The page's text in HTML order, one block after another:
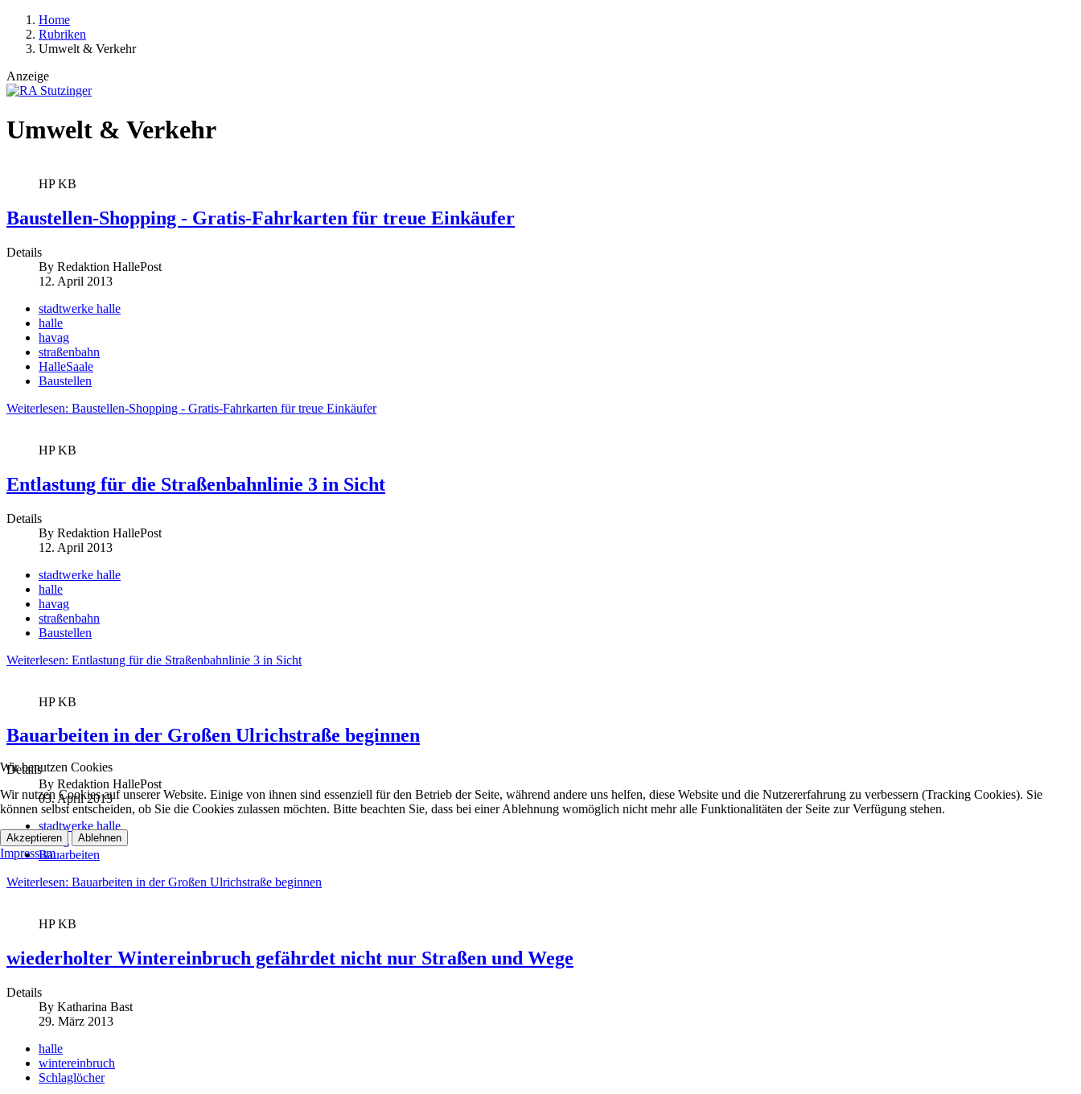
Home
Rubriken
Umwelt & Verkehr
Anzeige
Umwelt & Verkehr
HP KB
Baustellen-Shopping - Gratis-Fahrkarten für treue Einkäufer
Details
By Redaktion HallePost
12. April 2013
stadtwerke halle
halle
havag
straßenbahn
HalleSaale
Baustellen
Weiterlesen: Baustellen-Shopping - Gratis-Fahrkarten für treue Einkäufer
HP KB
Entlastung für die Straßenbahnlinie 3 in Sicht
Details
By Redaktion HallePost
12. April 2013
stadtwerke halle
halle
havag
straßenbahn
Baustellen
Weiterlesen: Entlastung für die Straßenbahnlinie 3 in Sicht
HP KB
Bauarbeiten in der Großen Ulrichstraße beginnen
Details
By Redaktion HallePost
03. April 2013
stadtwerke halle
havag
Bauarbeiten
Weiterlesen: Bauarbeiten in der Großen Ulrichstraße beginnen
HP KB
wiederholter Wintereinbruch gefährdet nicht nur Straßen und Wege
Details
By Katharina Bast
29. März 2013
halle
wintereinbruch
Schlaglöcher
Wir benutzen Cookies
Wir nutzen Cookies auf unserer Website. Einige von ihnen sind essenziell für den Betrieb der Seite, während andere uns helfen, diese Website und die Nutzererfahrung zu verbessern (Tracking Cookies). Sie
können selbst entscheiden, ob Sie die Cookies zulassen möchten. Bitte beachten Sie, dass bei einer Ablehnung womöglich nicht mehr alle Funktionalitäten der Seite zur Verfügung stehen.
Akzeptieren Ablehnen
Impressum